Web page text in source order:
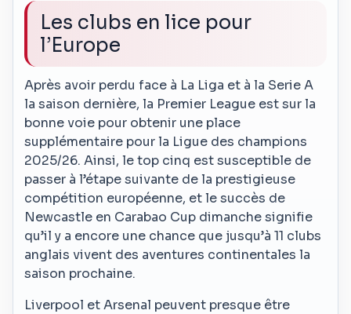
Les clubs en lice pour
l’Europe
Après avoir perdu face à La Liga et à la Serie A
la saison dernière, la Premier League est sur la
bonne voie pour obtenir une place
supplémentaire pour la Ligue des champions
2025/26. Ainsi, le top cinq est susceptible de
passer à l’étape suivante de la prestigieuse
compétition européenne, et le succès de
Newcastle en Carabao Cup dimanche signifie
qu’il y a encore une chance que jusqu’à 11 clubs
anglais vivent des aventures continentales la
saison prochaine.
Liverpool et Arsenal peuvent presque être